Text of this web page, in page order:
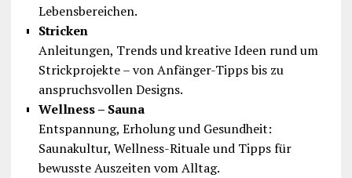
Lebensbereichen.
Stricken
Anleitungen, Trends und kreative Ideen rund um
Strickprojekte – von Anfänger-Tipps bis zu
anspruchsvollen Designs.
Wellness – Sauna
Entspannung, Erholung und Gesundheit:
Saunakultur, Wellness-Rituale und Tipps für
bewusste Auszeiten vom Alltag.